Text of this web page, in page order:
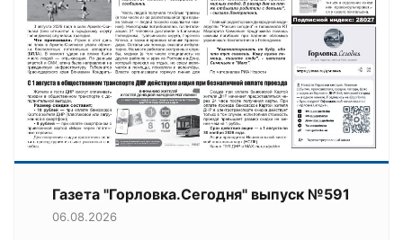
Газета "Горловка.Сегодня" выпуск №591
06.08.2026